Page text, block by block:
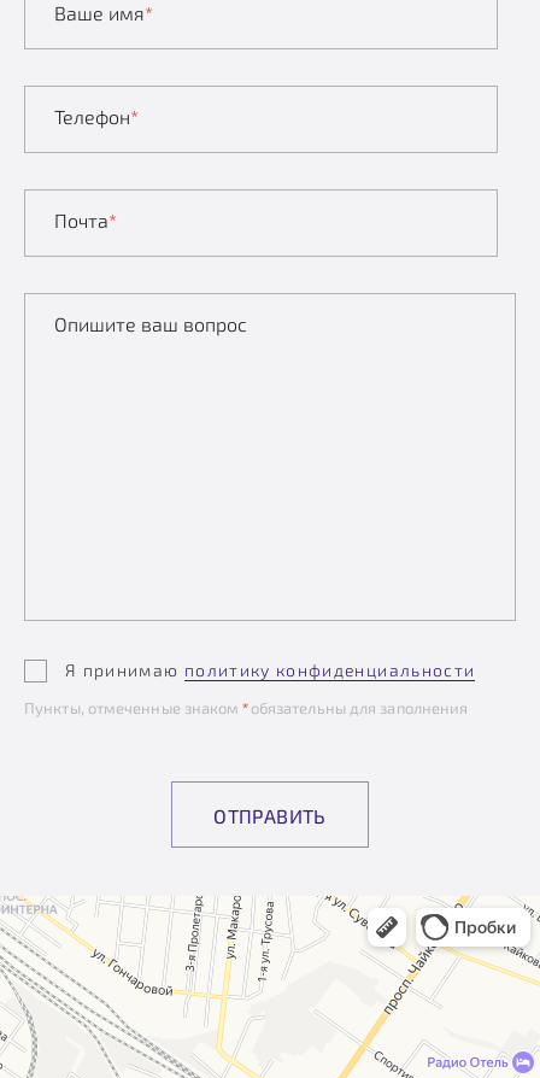
Ваше имя*
Телефон*
Почта*
Опишите ваш вопрос
Я принимаю политику конфиденциальности
Пункты, отмеченные знаком *обязательны для заполнения
ОТПРАВИТЬ